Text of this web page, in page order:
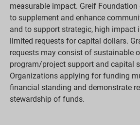
measurable impact. Greif Foundation
to supplement and enhance
and to support strategic, high impact
limited requests for capital dollars.
requests may consist of sustainable
program/project support and capital
Organizations applying for funding
financial standing and demonstrate
stewardship of funds.